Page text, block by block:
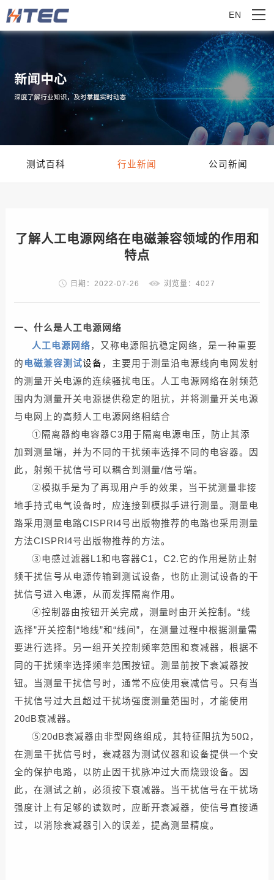
EN
测试百科 行业新闻 公司新闻
了解人工电源网络在电磁兼容领域的作用和
特点
日期：2022-07-26 浏览量：4027
一、什么是人工电源网络
人工电源网络，又称电源阻抗稳定网络，是一种重要
的电磁兼容测试设备 ，主要用于测量沿电源线向电网发射
的测量开关电源的连续骚扰电压。人工电源网络在射频范
围内为测量开关电源提供稳定的阻抗，并将测量开关电源
与电网上的高频人工电源网络相结合
①隔离器韵电容器C3用于隔离电源电压，防止其添
加到测量端，并为不同的干扰频率选择不同的电容器。因
此，射频干扰信号可以耦合到测量/信号端。
②模拟手是为了再现用户手的效果，当干扰测量非接
地手持式电气设备时，应连接到模拟手进行测量。测量电
路采用测量电路CISPRl4号出版物推荐的电路也采用测量
方法CISPRl4号出版物推荐的方法。
③电感过滤器L1和电容器C1，C2.它的作用是防止射
频干扰信号从电源传输到测试设备，也防止测试设备的干
扰信号进入电源，从而发挥隔离作用。
④控制器由按钮开关完成，测量时由开关控制。“线
选择”开关控制“地线”和“线间”，在测量过程中根据测量需
要进行选择。另一组开关控制频率范围和衰减器，根据不
同的干扰频率选择频率范围按钮。测量前按下衰减器按
钮。当测量干扰信号时，通常不应使用衰减信号。只有当
干扰信号过大且超过干扰场强度测量范围时，才能使用
20dB衰减器。
⑤20dB衰减器由非型网络组成，其特征阻抗为50Ω，
在测量干扰信号时，衰减器为测试仪器和设备提供一个安
全的保护电路，以防止因干扰脉冲过大而烧毁设备。因
此，在测试之前，必须按下衰减器。当干扰信号在干扰场
强度计上有足够的读数时，应断开衰减器，使信号直接通
过，以消除衰减器引入的误差，提高测量精度。